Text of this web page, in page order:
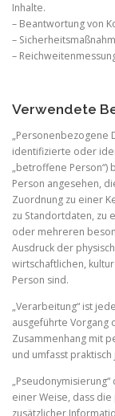
Inhalte.
– Beantwortung von
–
–
Verwendete
„Personenbezogene
identifizierte oder
„betroffene
Person angesehen,
Zuordnung zu einer
zu Standortdaten, zu
oder mehreren
Ausdruck der
wirtschaftlichen,
Person sind.
„Verarbeitung“ ist
ausgeführte Vorgang
Zusammenhang mit
und umfasst
einer Weise, dass
zusätzlicher